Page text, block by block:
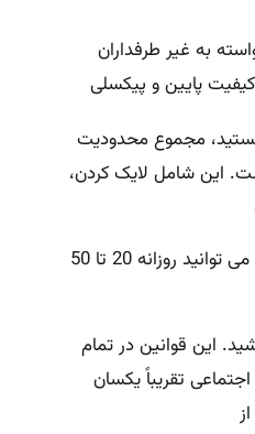
به غیر طرفداران
کیفیت پایین و پیکسلی
هستید، مجموع محدودیت
در روز است. این شامل لایک کردن،
دنبال کردن است. همچنین می توانید روزانه 20 تا 50
این قوانین در تمام
تقریباً یکسان